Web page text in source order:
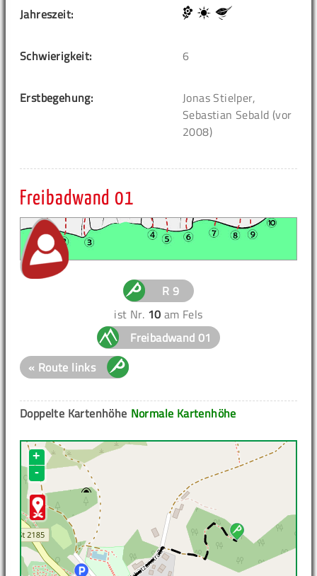
Jahreszeit:
Schwierigkeit: 6
Erstbegehung:
Jonas Stielper,
Sebastian Sebald (vor
2008)
Freibadwand 01
R 9
ist Nr. 10 am Fels
Freibadwand 01
« Route links
Normale Kartenhöhe
Doppelte Kartenhöhe
+
-